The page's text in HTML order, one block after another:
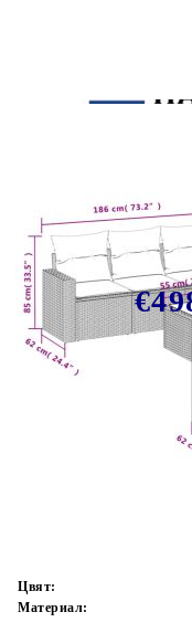
Цвят:
Материал: